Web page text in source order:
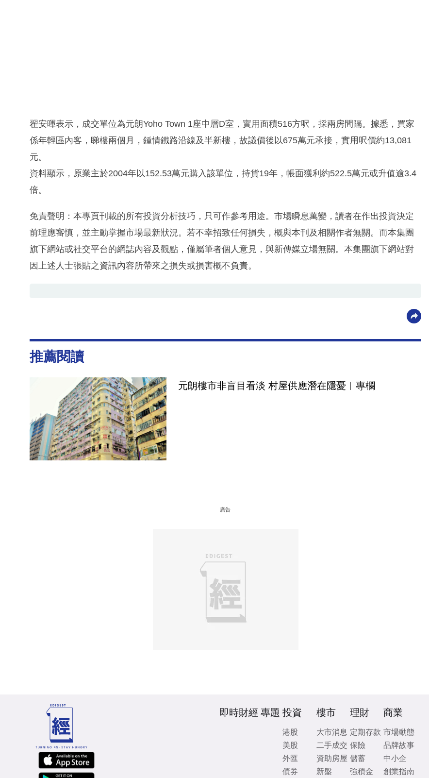
翟安暉表示，成交單位為元朗Yoho Town 1座中層D室，實用面積516方呎，採兩房間隔。據悉，買家
係年輕區內客，睇樓兩個月，鍾情鐵路沿線及半新樓，故議價後以675萬元承接，實用呎價約13,081
元。
資料顯示，原業主於2004年以152.53萬元購入該單位，持貨19年，帳面獲利約522.5萬元或升值逾3.4
倍。
免責聲明：本專頁刊載的所有投資分析技巧，只可作參考用途。市場瞬息萬變，讀者在作出投資決定
前理應審慎，並主動掌握市場最新狀況。若不幸招致任何損失，概與本刊及相關作者無關。而本集團
旗下網站或社交平台的網誌內容及觀點，僅屬筆者個人意見，與新傳媒立場無關。本集團旗下網站對
因上述人士張貼之資訊內容所帶來之損失或損害概不負責。
推薦閱讀
元朗樓市非盲目看淡 村屋供應潛在隱憂︳專欄
廣告
即時財經 專題 投資
港股
美股
外匯
債券
樓市
大市消息
二手成交
資助房屋
新盤
理財
定期存款
保險
儲蓄
強積金
商業
市場動態
品牌故事
中小企
創業指南